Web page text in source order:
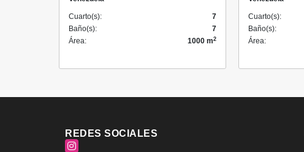
Cuarto(s):
7
Baño(s):
7
Área:
1000 m2
Cuarto(s):
Baño(s):
Área:
REDES SOCIALES
Instagram